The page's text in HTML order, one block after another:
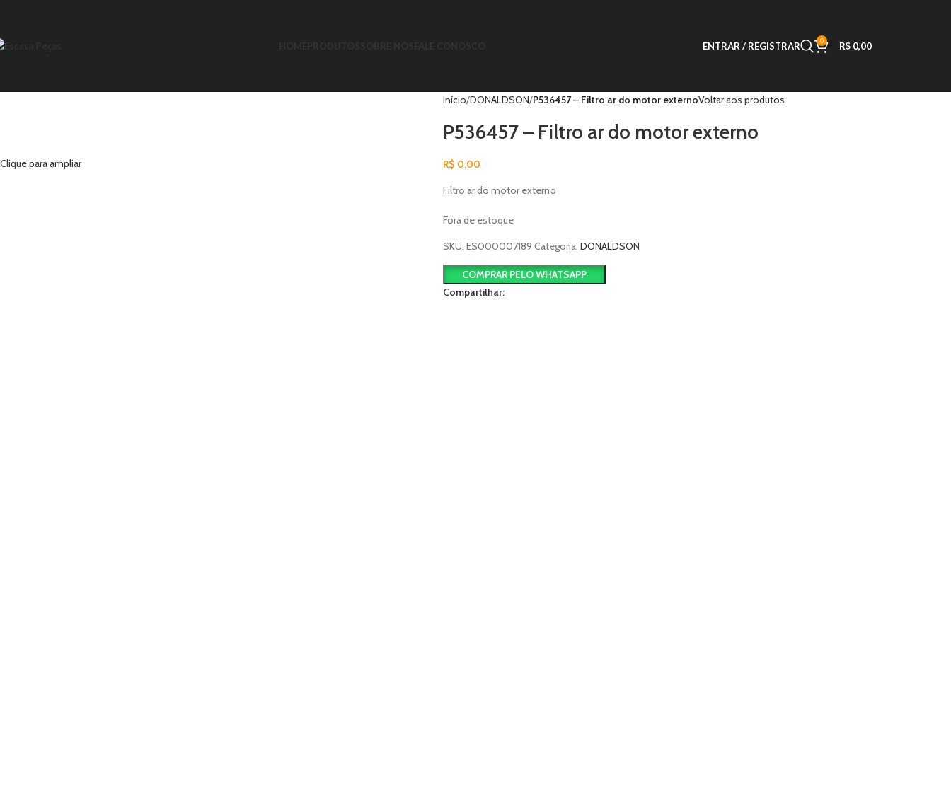
ENTRAR / REGISTRAR 0 R$ 0,00
Clique para ampliar
Início DONALDSON P536457 – Filtro ar do motor externoVoltar aos produtos
P536457 – Filtro ar do motor externo
R$ 0,00
Filtro ar do motor externo
Fora de estoque
SKU: ES000007189 Categoria: DONALDSON
COMPRAR PELO WHATSAPP
Compartilhar: